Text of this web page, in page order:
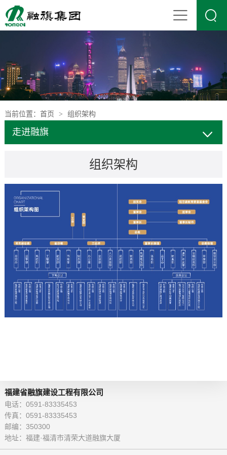

当前位置： 首页 > 组织架构
走进融旗
组织架构
福建省融旗建设工程有限公司
电话：0591-83335453
传真：0591-83335453
邮编：350300
地址：福建·福清市清荣大道融旗大厦